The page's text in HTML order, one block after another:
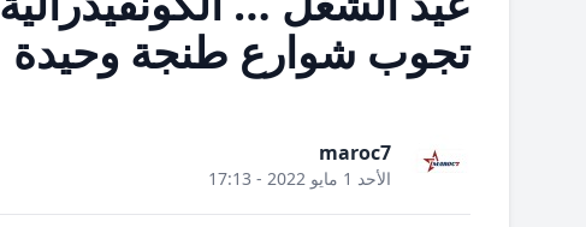
تجوب شوارع طنجة وحيدة
maroc7
الأحد 1 مايو 2022 - 17:13